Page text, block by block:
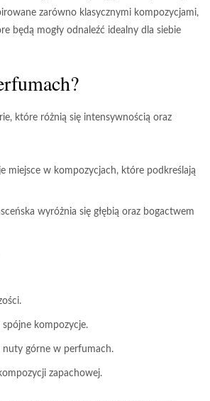
zarówno klasycznymi kompozycjami,
będą mogły odnaleźć idealny dla siebie
które różnią się intensywnością oraz
miejsce w kompozycjach, które podkreślają
wyróżnia się głębią oraz bogactwem
kompozycje.
nuty górne w perfumach.
zapachowej.